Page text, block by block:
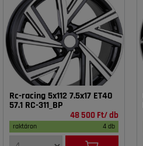
Rc-racing 5x112 7.5x17 ET40
57.1 RC-311_BP
48 500 Ft/ db
raktáron 4 db